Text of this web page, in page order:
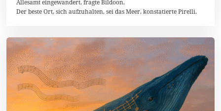
2
5
Allesamt eingewandert, fragte Bildoon.
Der beste Ort, sich aufzuhalten, sei das Meer, konstatierte Pirelli.